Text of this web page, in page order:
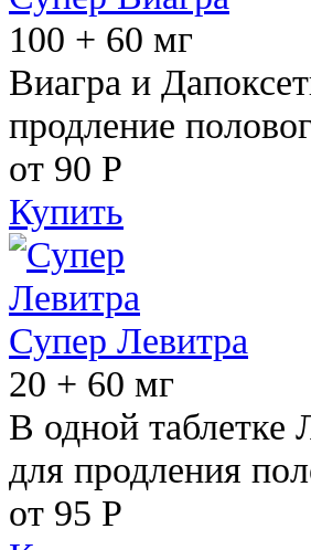
100 + 60 мг
Виагра и
продление
от 90 Р
Купить
Супер Левитра
20 + 60 мг
В одной таблетке
для продления
от 95 Р